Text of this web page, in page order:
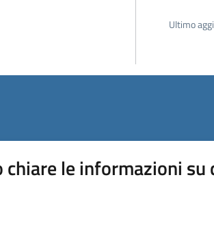
Ultimo
chiare le informazioni su